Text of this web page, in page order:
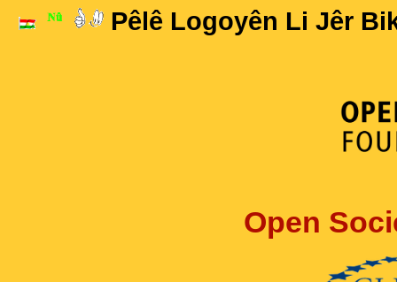
Pêlê Logoyên Li Jêr
Open